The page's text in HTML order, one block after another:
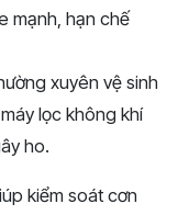
mạnh, hạn chế
xuyên vệ sinh
lọc không khí
ho.
kiểm soát cơn